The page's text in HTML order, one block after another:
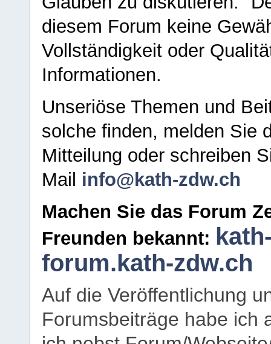
diesem Forum keine
Vollständigkeit oder
Informationen.
Unseriöse Themen und
solche finden, melden Sie
Mitteilung oder schreiben
Mail info@kath-zdw.ch
Machen Sie das Forum
Freunden bekannt:
forum.kath-zdw.ch
Auf die Veröffentlichung
Forumsbeiträge habe ich